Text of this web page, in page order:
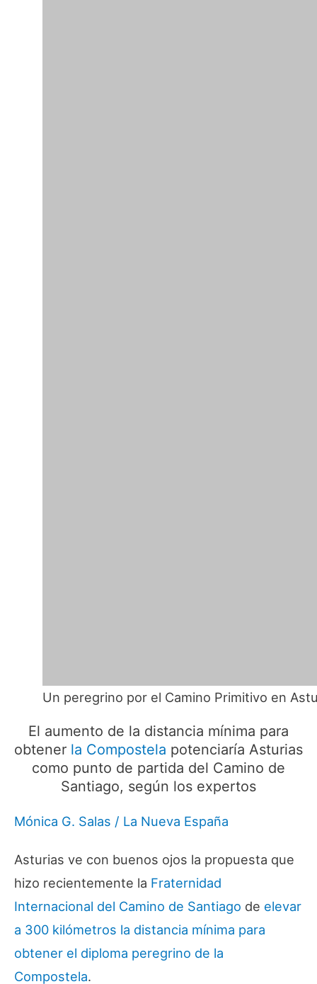
Un peregrino por el Camino Primitivo en
El aumento de la distancia mínima para
obtener la Compostela potenciaría Asturias
como punto de partida del Camino de
Santiago, según los expertos
Mónica G. Salas / La Nueva España
Asturias ve con buenos ojos la propuesta que
hizo recientemente la Fraternidad
Internacional del Camino de Santiago de elevar
a 300 kilómetros la distancia mínima para
obtener el diploma peregrino de la
Compostela.